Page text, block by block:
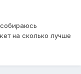
на сколько лучше